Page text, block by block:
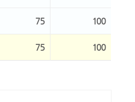
75 100
75 100